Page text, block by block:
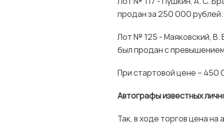
продан за 250 000 рублей.
Лот № 125 - Маяковский, В.
был продан с
При стартовой цене – 450
Автографы известных
Так, в ходе торгов цена